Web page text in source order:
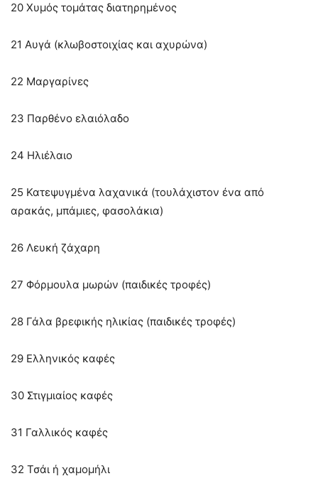
20 Χυμός τομάτας διατηρημένος
21 Αυγά (κλωβοστοιχίας και αχυρώνα)
22 Μαργαρίνες
23 Παρθένο ελαιόλαδο
24 Ηλιέλαιο
25 Κατεψυγμένα λαχανικά (τουλάχιστον ένα από
αρακάς, μπάμιες, φασολάκια)
26 Λευκή ζάχαρη
27 Φόρμουλα μωρών (παιδικές τροφές)
28 Γάλα βρεφικής ηλικίας (παιδικές τροφές)
29 Ελληνικός καφές
30 Στιγμιαίος καφές
31 Γαλλικός καφές
32 Τσάι ή χαμομήλι